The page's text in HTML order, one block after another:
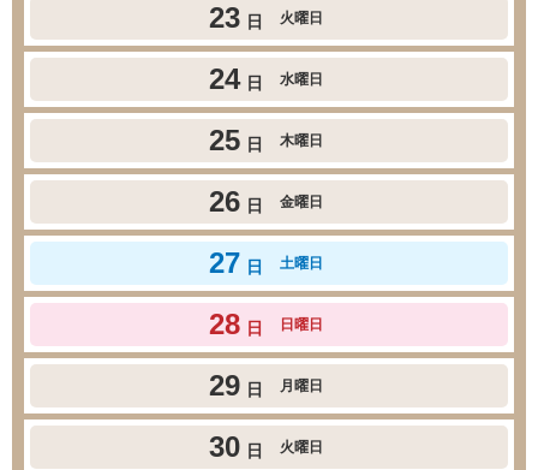
23 日 火曜日
24 日 水曜日
25 日 木曜日
26 日 金曜日
27 日 土曜日
28 日 日曜日
29 日 月曜日
30 日 火曜日